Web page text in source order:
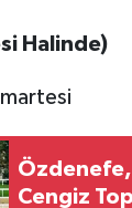
Halinde)
Cengiz